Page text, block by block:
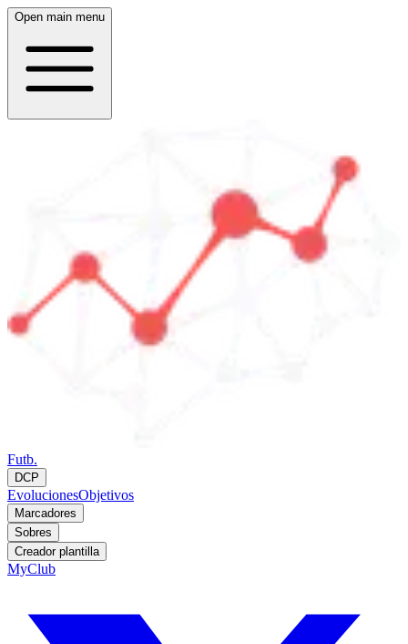
Open main menu
Futb.
DCP
EvolucionesObjetivos
Marcadores
Sobres
Creador plantilla
MyClub